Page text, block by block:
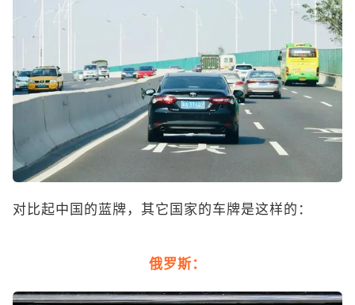
对比起中国的蓝牌，其它国家的车牌是这样的：
俄罗斯：